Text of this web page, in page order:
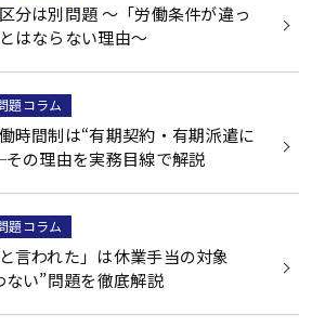
分は別問題 ～「労働条件が違っ
はならない理由～
題コラム
時間制は“有期契約・有期派遣に
の理由を実務目線で解説
題コラム
言われた」は休業手当の対象
い”問題を徹底解説